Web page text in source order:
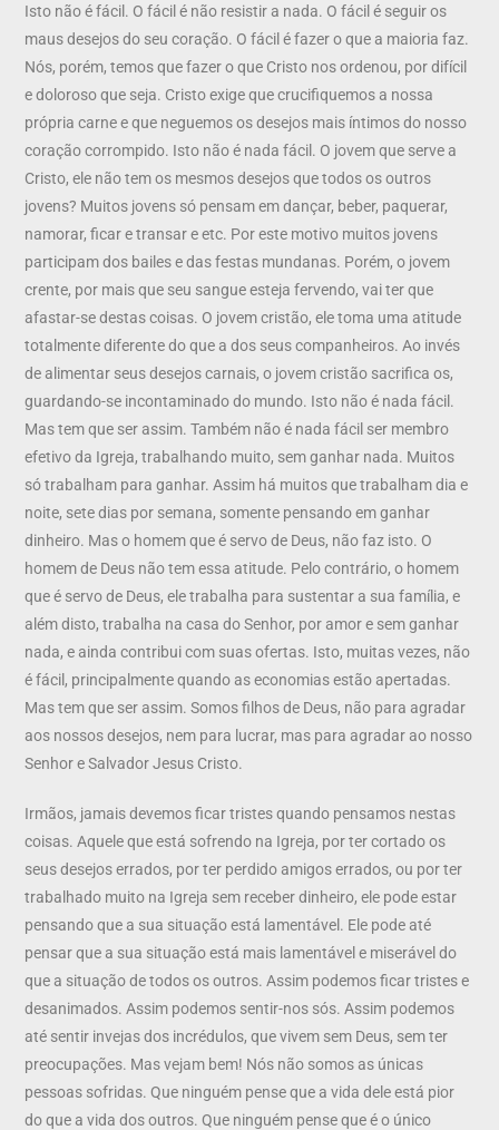
Isto não é fácil. O fácil é não resistir a nada. O fácil é seguir os
maus desejos do seu coração. O fácil é fazer o que a maioria faz.
Nós, porém, temos que fazer o que Cristo nos ordenou, por difícil
e doloroso que seja. Cristo exige que crucifiquemos a nossa
própria carne e que neguemos os desejos mais íntimos do nosso
coração corrompido. Isto não é nada fácil. O jovem que serve a
Cristo, ele não tem os mesmos desejos que todos os outros
jovens? Muitos jovens só pensam em dançar, beber, paquerar,
namorar, ficar e transar e etc. Por este motivo muitos jovens
participam dos bailes e das festas mundanas. Porém, o jovem
crente, por mais que seu sangue esteja fervendo, vai ter que
afastar-se destas coisas. O jovem cristão, ele toma uma atitude
totalmente diferente do que a dos seus companheiros. Ao invés
de alimentar seus desejos carnais, o jovem cristão sacrifica os,
guardando-se incontaminado do mundo. Isto não é nada fácil.
Mas tem que ser assim. Também não é nada fácil ser membro
efetivo da Igreja, trabalhando muito, sem ganhar nada. Muitos
só trabalham para ganhar. Assim há muitos que trabalham dia e
noite, sete dias por semana, somente pensando em ganhar
dinheiro. Mas o homem que é servo de Deus, não faz isto. O
homem de Deus não tem essa atitude. Pelo contrário, o homem
que é servo de Deus, ele trabalha para sustentar a sua família, e
além disto, trabalha na casa do Senhor, por amor e sem ganhar
nada, e ainda contribui com suas ofertas. Isto, muitas vezes, não
é fácil, principalmente quando as economias estão apertadas.
Mas tem que ser assim. Somos filhos de Deus, não para agradar
aos nossos desejos, nem para lucrar, mas para agradar ao nosso
Senhor e Salvador Jesus Cristo.
Irmãos, jamais devemos ficar tristes quando pensamos nestas
coisas. Aquele que está sofrendo na Igreja, por ter cortado os
seus desejos errados, por ter perdido amigos errados, ou por ter
trabalhado muito na Igreja sem receber dinheiro, ele pode estar
pensando que a sua situação está lamentável. Ele pode até
pensar que a sua situação está mais lamentável e miserável do
que a situação de todos os outros. Assim podemos ficar tristes e
desanimados. Assim podemos sentir-nos sós. Assim podemos
até sentir invejas dos incrédulos, que vivem sem Deus, sem ter
preocupações. Mas vejam bem! Nós não somos as únicas
pessoas sofridas. Que ninguém pense que a vida dele está pior
do que a vida dos outros. Que ninguém pense que é o único